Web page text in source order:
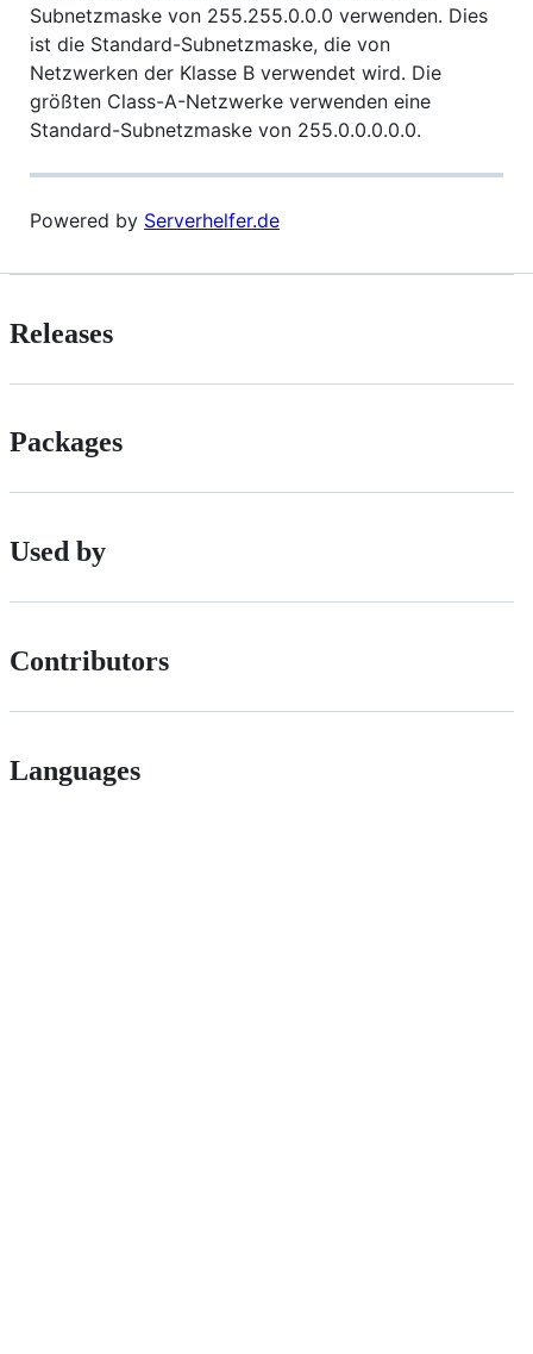
Subnetzmaske von 255.255.0.0.0 verwenden. Dies
ist die Standard-Subnetzmaske, die von
Netzwerken der Klasse B verwendet wird. Die
größten Class-A-Netzwerke verwenden eine
Standard-Subnetzmaske von 255.0.0.0.0.0.
Powered by Serverhelfer.de
Releases
Packages
Used by
Contributors
Languages